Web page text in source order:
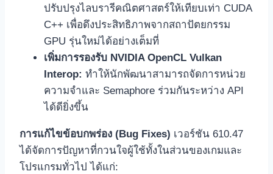
ปรับปรุงไลบรารีคณิตศาสตร์ให้เทียบเท่า CUDA
C++ เพื่อดึงประสิทธิภาพจากสถาปัตยกรรม
GPU รุ่นใหม่ได้อย่างเต็มที่
เพิ่มการรองรับ NVIDIA OpenCL Vulkan
Interop: ทำให้นักพัฒนาสามารถจัดการหน่วย
ความจำและ Semaphore ร่วมกันระหว่าง API
ได้ดียิ่งขึ้น
การแก้ไขข้อบกพร่อง (Bug Fixes) เวอร์ชัน 610.47
ได้จัดการปัญหาที่กวนใจผู้ใช้ทั้งในส่วนของเกมและ
โปรแกรมทั่วไป ได้แก่: